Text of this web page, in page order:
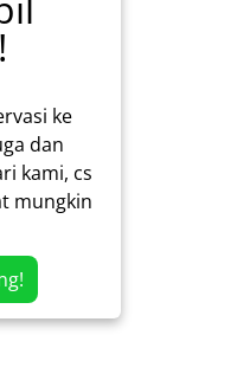
ke
dan
kami, cs
mungkin